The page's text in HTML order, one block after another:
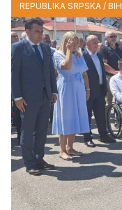
REPUBLIKA SRPSKA / BIH